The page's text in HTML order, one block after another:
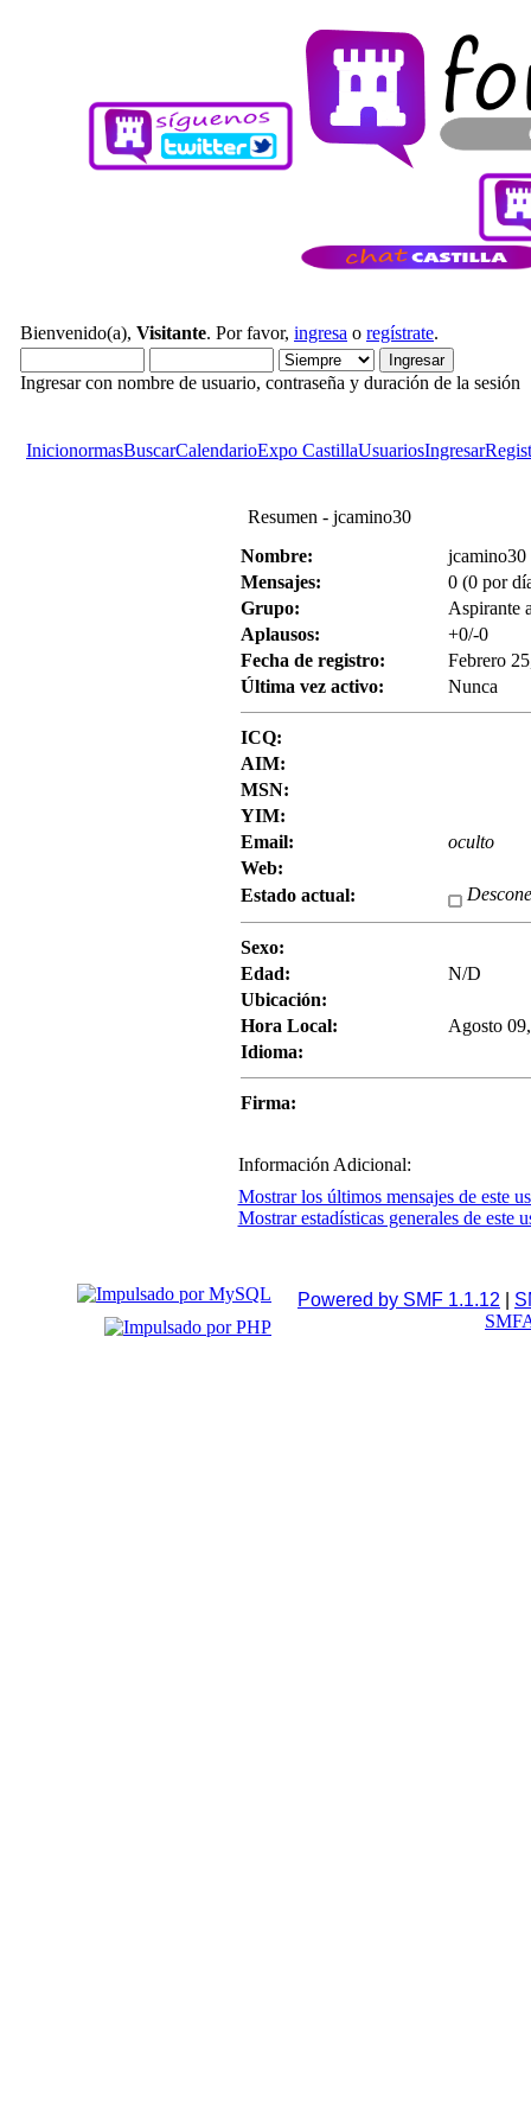
Bienvenido(a), Visitante. Por favor, ingresa o regístrate.
Ingresar con nombre de usuario, contraseña y duración de la sesión
InicionormasBuscarCalendarioExpo CastillaUsuariosIngresar
Resumen - jcamino30
Nombre:
jcamino30
Mensajes:
0 (0 por
Grupo:
Aspirante
Aplausos:
+0/-0
Fecha de registro:
Febrero
Última vez activo:
Nunca
ICQ:
AIM:
MSN:
YIM:
Email:
oculto
Web:
Estado actual:
Sexo:
Edad:
N/D
Ubicación:
Hora Local:
Agosto
Idioma:
Firma:
Información Adicional:
Mostrar los últimos mensajes de este
Mostrar estadísticas generales de este
Powered by SMF 1.1.12